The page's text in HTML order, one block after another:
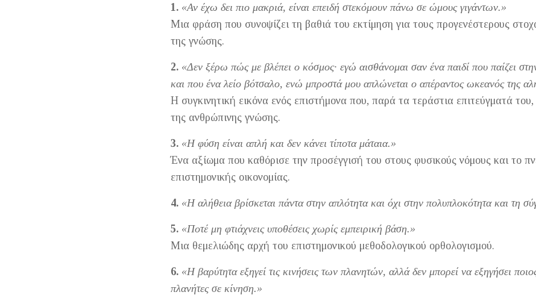
1. «Αν έχω δει πιο μακριά, είναι επειδή στεκόμουν πάνω σε ώμους γιγάντων.»
Μια φράση που συνοψίζει τη βαθιά του εκτίμηση για τους προγενέστερους
της γνώσης.
2. «Δεν ξέρω πώς με βλέπει ο κόσμος· εγώ αισθάνομαι σαν ένα παιδί που παίζει
και που ένα λείο βότσαλο, ενώ μπροστά μου απλώνεται ο απέραντος ωκεανός της
Η συγκινητική εικόνα ενός επιστήμονα που, παρά τα τεράστια επιτεύγματά του,
της ανθρώπινης γνώσης.
3. «Η φύση είναι απλή και δεν κάνει τίποτα μάταια.»
Ένα αξίωμα που καθόρισε την προσέγγισή του στους φυσικούς νόμους και το
επιστημονικής οικονομίας.
4. «Η αλήθεια βρίσκεται πάντα στην απλότητα και όχι στην πολυπλοκότητα και τη
5. «Ποτέ μη φτιάχνεις υποθέσεις χωρίς εμπειρική βάση.»
Μια θεμελιώδης αρχή του επιστημονικού μεθοδολογικού ορθολογισμού.
6. «Η βαρύτητα εξηγεί τις κινήσεις των πλανητών, αλλά δεν μπορεί να εξηγήσει
πλανήτες σε κίνηση.»